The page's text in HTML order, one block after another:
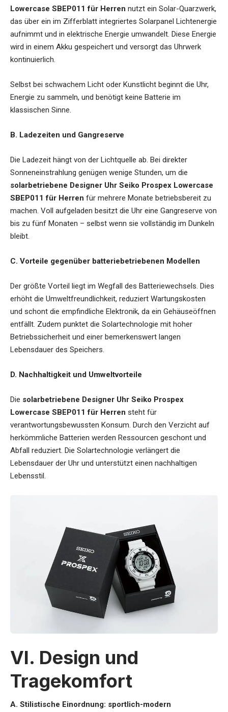
Lowercase SBEP011 für Herren nutzt ein Solar-Quarzwerk,
das über ein im Zifferblatt integriertes Solarpanel Lichtenergie
aufnimmt und in elektrische Energie umwandelt. Diese Energie
wird in einem Akku gespeichert und versorgt das Uhrwerk
kontinuierlich.
Selbst bei schwachem Licht oder Kunstlicht beginnt die Uhr,
Energie zu sammeln, und benötigt keine Batterie im
klassischen Sinne.
B. Ladezeiten und Gangreserve
Die Ladezeit hängt von der Lichtquelle ab. Bei direkter
Sonneneinstrahlung genügen wenige Stunden, um die
solarbetriebene Designer Uhr Seiko Prospex Lowercase
SBEP011 für Herren für mehrere Monate betriebsbereit zu
machen. Voll aufgeladen besitzt die Uhr eine Gangreserve von
bis zu fünf Monaten – selbst wenn sie vollständig im Dunkeln
bleibt.
C. Vorteile gegenüber batteriebetriebenen Modellen
Der größte Vorteil liegt im Wegfall des Batteriewechsels. Dies
erhöht die Umweltfreundlichkeit, reduziert Wartungskosten
und schont die empfindliche Elektronik, da ein Gehäuseöffnen
entfällt. Zudem punktet die Solartechnologie mit hoher
Betriebssicherheit und einer bemerkenswert langen
Lebensdauer des Speichers.
D. Nachhaltigkeit und Umweltvorteile
Die solarbetriebene Designer Uhr Seiko Prospex
Lowercase SBEP011 für Herren steht für
verantwortungsbewussten Konsum. Durch den Verzicht auf
herkömmliche Batterien werden Ressourcen geschont und
Abfall reduziert. Die Solartechnologie verlängert die
Lebensdauer der Uhr und unterstützt einen nachhaltigen
Lebensstil.
VI. Design und
Tragekomfort
A. Stilistische Einordnung: sportlich-modern